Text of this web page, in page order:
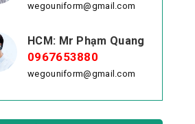
wegouniform@gmail.com
HCM: Mr Phạm Quang
0967653880
wegouniform@gmail.com